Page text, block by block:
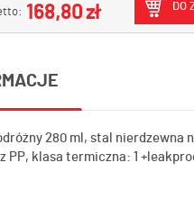
168,80 zł DO
280 ml, stal nierdzewna
PP, klasa termiczna: 1